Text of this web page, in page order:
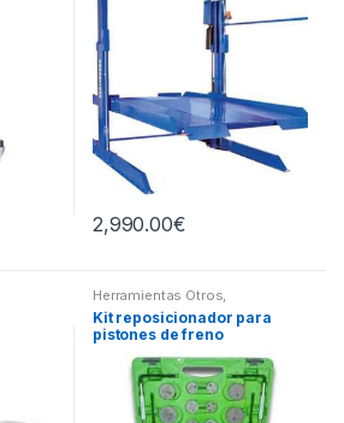
2,990.00€
Herramientas Otros,
Herramientas Frenos y
Refrigeración
Kit reposicionador para
pistones de freno